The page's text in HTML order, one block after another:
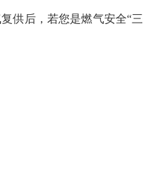
供后，若您是燃气安全“